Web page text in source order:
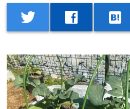
twitter facebook hatenabookmark